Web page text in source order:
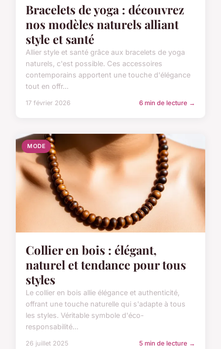
Bracelets de yoga : découvrez
nos modèles naturels alliant
style et santé
Allier style et santé grâce aux bracelets de yoga
naturels, c'est possible. Ces accessoires
contemporains apportent une touche d'élégance
tout en offr...
17 février 2026 6 min de lecture →
MODE
Collier en bois : élégant,
naturel et tendance pour tous
styles
Le collier en bois allie élégance et authenticité,
offrant une touche naturelle qui s'adapte à tous
les styles. Véritable symbole d'éco-
responsabilité...
26 juillet 2025 5 min de lecture →